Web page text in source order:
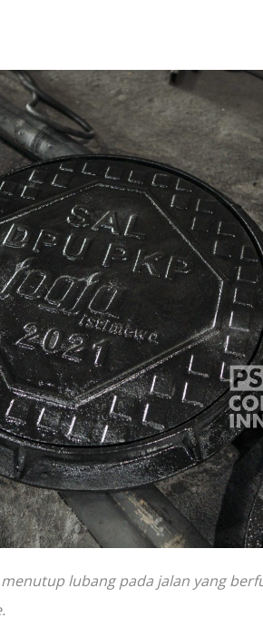
lubang pada jalan yang